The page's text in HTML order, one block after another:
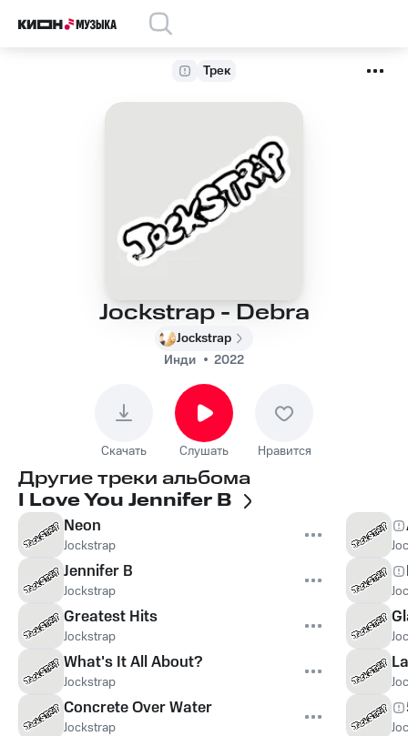
Трек
Jockstrap - Debra
Jockstrap
Инди
2022
Скачать Слушать Нравится
Другие треки альбома
I Love You Jennifer B
Neon
Jockstrap
Jennifer B
Jockstrap
Greatest Hits
Jockstrap
What's It All About?
Jockstrap
Concrete Over Water
Jockstrap